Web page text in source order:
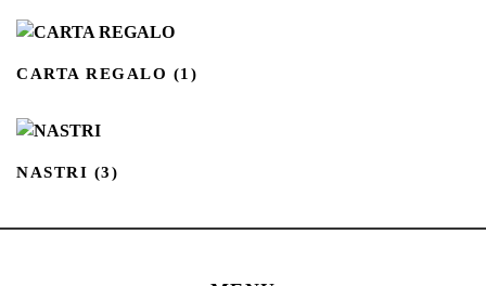
CARTA REGALO (1)
NASTRI (3)